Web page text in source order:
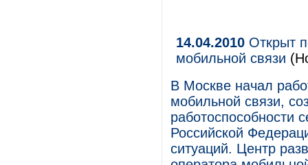
14.04.2010 Открыт
мобильной связи
В Москве начал
мобильной связи,
работоспособности
Российской
ситуаций. Центр